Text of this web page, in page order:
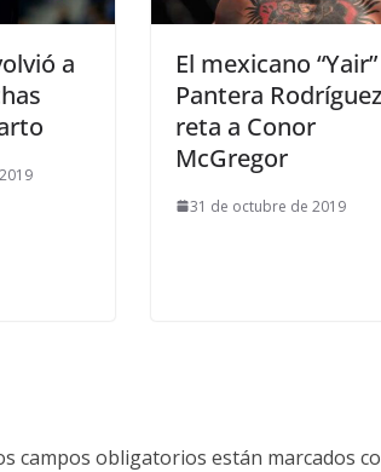
a
El mexicano “Yair”
‪Pantera Rodríguez
reta a Conor
McGregor
31 de octubre de 2019
campos obligatorios están marcados